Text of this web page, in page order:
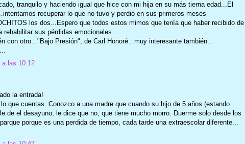
tranquilo y haciendo igual que hice con mi hija en su más tierna edad...El
recuperar lo que no tuvo y perdió en sus primeros meses
los dos...Espero que todos estos mimos que tenía que haber recibido de
rehabilitar sus pérdidas emocionales...
con otro..."Bajo Presión", de Carl Honoré...muy interesante también...
a las 10:12
la entrada!
que cuentas. Conozco a una madre que cuando su hijo de 5 años (estando
de el desayuno, le dice que no, que tiene mucho morro. Duerme solo desde los
porque es una perdida de tiempo, cada tarde una extraescolar diferente...